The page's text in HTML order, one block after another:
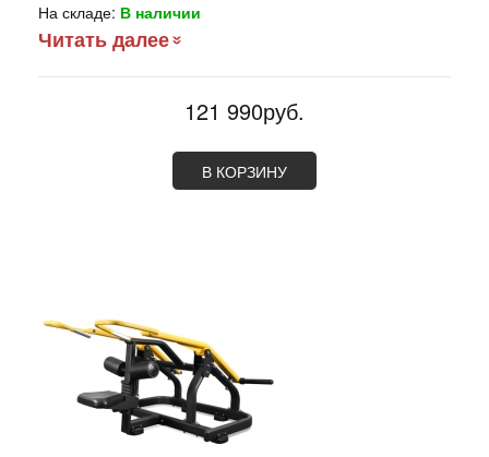
На складе: В наличии
Читать далее
121 990руб.
В КОРЗИНУ